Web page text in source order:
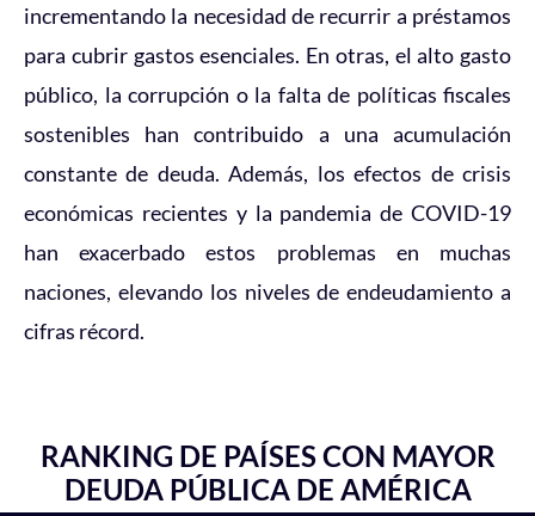
incrementando la necesidad de recurrir a préstamos
para cubrir gastos esenciales. En otras, el alto gasto
público, la corrupción o la falta de políticas fiscales
sostenibles han contribuido a una acumulación
constante de deuda. Además, los efectos de crisis
económicas recientes y la pandemia de COVID-19
han exacerbado estos problemas en muchas
naciones, elevando los niveles de endeudamiento a
cifras récord.
RANKING DE PAÍSES CON MAYOR
DEUDA PÚBLICA DE AMÉRICA